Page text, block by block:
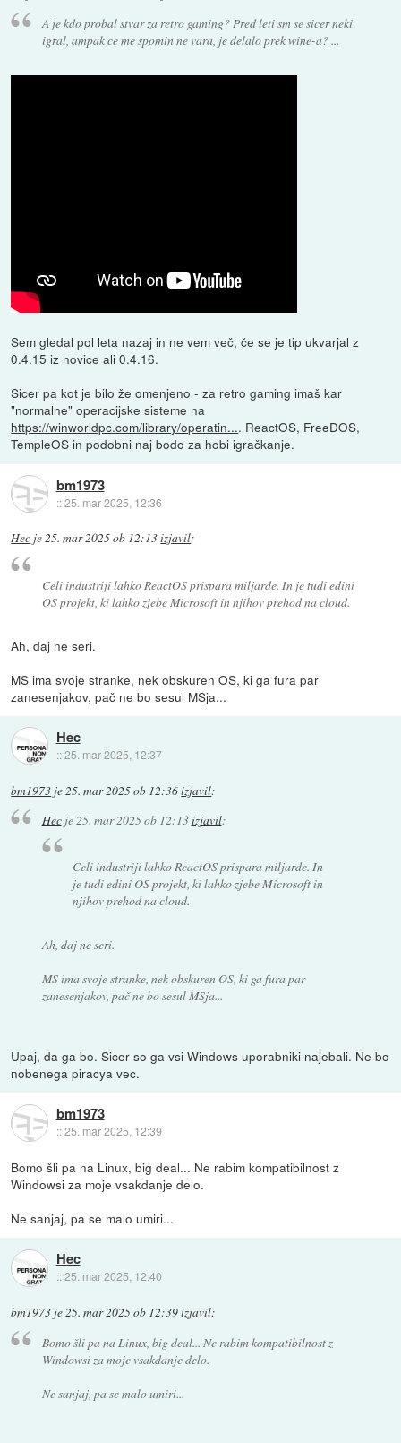
A je kdo probal stvar za retro gaming? Pred leti sm se sicer neki
igral, ampak ce me spomin ne vara, je delalo prek wine-a? ...
Sem gledal pol leta nazaj in ne vem več, če se je tip ukvarjal z
0.4.15 iz novice ali 0.4.16.
Sicer pa kot je bilo že omenjeno - za retro gaming imaš kar
"normalne" operacijske sisteme na
https://winworldpc.com/library/operatin.... ReactOS, FreeDOS,
TempleOS in podobni naj bodo za hobi igračkanje.
bm1973
::25. mar 2025, 12:36
Hec je25. mar 2025 ob 12:13izjavil:
Celi industriji lahko ReactOS prispara miljarde. In je tudi edini
OS projekt, ki lahko zjebe Microsoft in njihov prehod na cloud.
Ah, daj ne seri.
MS ima svoje stranke, nek obskuren OS, ki ga fura par
zanesenjakov, pač ne bo sesul MSja...
Hec
::25. mar 2025, 12:37
bm1973 je25. mar 2025 ob 12:36izjavil:
Hecje25. mar 2025 ob 12:13izjavil:
Celi industriji lahko ReactOS prispara miljarde. In
je tudi edini OS projekt, ki lahko zjebe Microsoft in
njihov prehod na cloud.
Ah, daj ne seri.
MS ima svoje stranke, nek obskuren OS, ki ga fura par
zanesenjakov, pač ne bo sesul MSja...
Upaj, da ga bo. Sicer so ga vsi Windows uporabniki najebali. Ne bo
nobenega piracya vec.
bm1973
::25. mar 2025, 12:39
Bomo šli pa na Linux, big deal... Ne rabim kompatibilnost z
Windowsi za moje vsakdanje delo.
Ne sanjaj, pa se malo umiri...
Hec
::25. mar 2025, 12:40
bm1973 je25. mar 2025 ob 12:39izjavil:
Bomo šli pa na Linux, big deal... Ne rabim kompatibilnost z
Windowsi za moje vsakdanje delo.
Ne sanjaj, pa se malo umiri...